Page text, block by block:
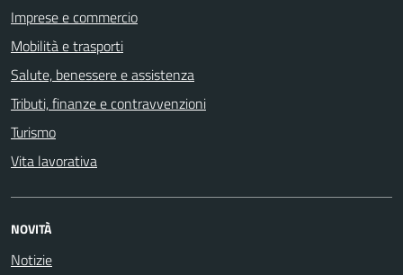
Imprese e commercio
Mobilità e trasporti
Salute, benessere e assistenza
Tributi, finanze e contravvenzioni
Turismo
Vita lavorativa
NOVITÀ
Notizie